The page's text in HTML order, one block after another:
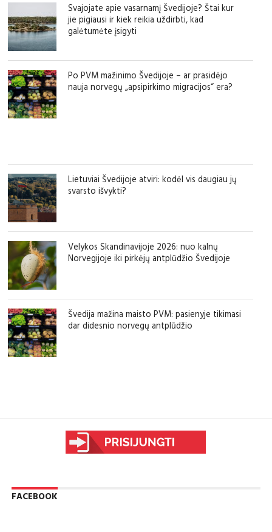
Svajojate apie vasarnamį Švedijoje? Štai kur
jie pigiausi ir kiek reikia uždirbti, kad
galėtumėte įsigyti
Po PVM mažinimo Švedijoje – ar prasidėjo
nauja norvegų „apsipirkimo migracijos“ era?
Lietuviai Švedijoje atviri: kodėl vis daugiau jų
svarsto išvykti?
Velykos Skandinavijoje 2026: nuo kalnų
Norvegijoje iki pirkėjų antplūdžio Švedijoje
Švedija mažina maisto PVM: pasienyje tikimasi
dar didesnio norvegų antplūdžio
FACEBOOK